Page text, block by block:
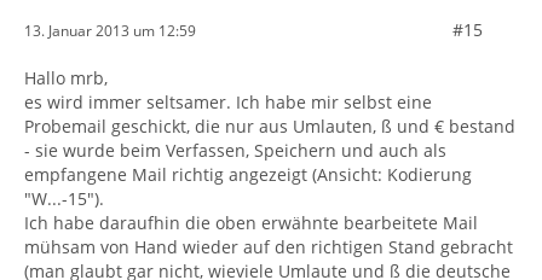
13. Januar 2013 um 12:59 #15
Hallo mrb,
es wird immer seltsamer. Ich habe mir selbst eine
Probemail geschickt, die nur aus Umlauten, ß und € bestand
- sie wurde beim Verfassen, Speichern und auch als
empfangene Mail richtig angezeigt (Ansicht: Kodierung
"W...-15").
Ich habe daraufhin die oben erwähnte bearbeitete Mail
mühsam von Hand wieder auf den richtigen Stand gebracht
(man glaubt gar nicht, wieviele Umlaute und ß die deutsche